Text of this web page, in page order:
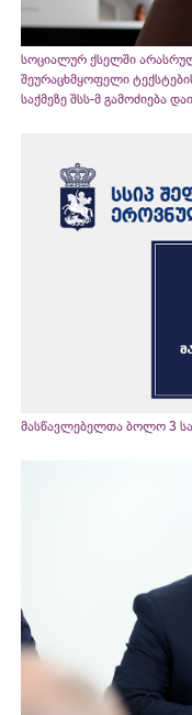
სოციალურ ქსელში
შეურაცხმყოფელი
საქმეზე შსს-მ გამოძიება
მასწავლებელთა ბოლო 3